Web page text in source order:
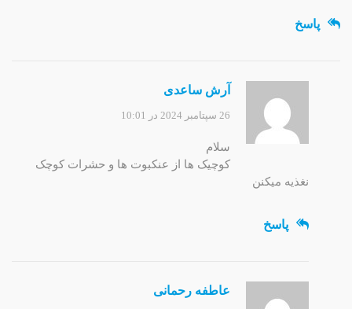
پاسخ
آرش ساعدی
26 سپتامبر 2024 در 10:01
سلام
کوچیک ها از عنکبوت ها و حشرات کوچک
نغذیه میکنن
پاسخ
عاطفه رحمانی